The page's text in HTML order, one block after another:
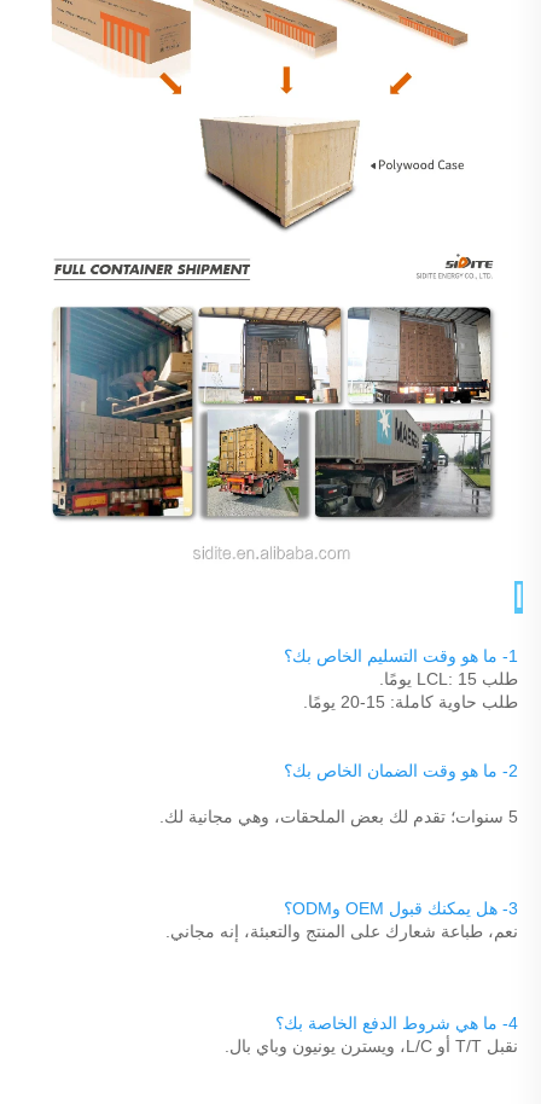
1- ما هو وقت التسليم الخاص بك؟
طلب LCL: 15 يومًا.
طلب حاوية كاملة: 15-20 يومًا.
2- ما هو وقت الضمان الخاص بك؟
5 سنوات؛ تقدم لك بعض الملحقات، وهي مجانية لك.
3- هل يمكنك قبول OEM وODM؟
نعم، طباعة شعارك على المنتج والتعبئة، إنه مجاني.
4- ما هي شروط الدفع الخاصة بك؟
نقبل T/T أو L/C، ويسترن يونيون وباي بال.